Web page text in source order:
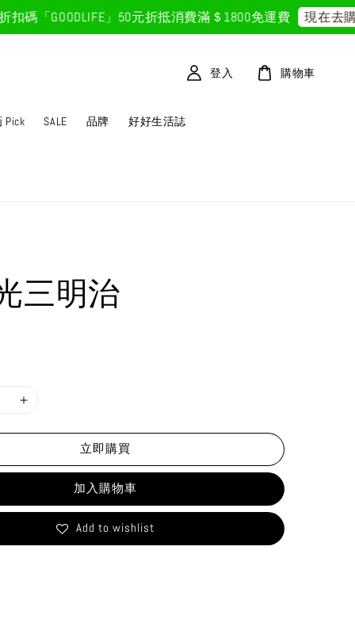
GOODLIFE」50元折抵消費滿＄1800免運費 現在去購物
Pick SALE 品牌 好好生活誌
登入 購物車
三明治
立即購買
加入購物車
Add to wishlist